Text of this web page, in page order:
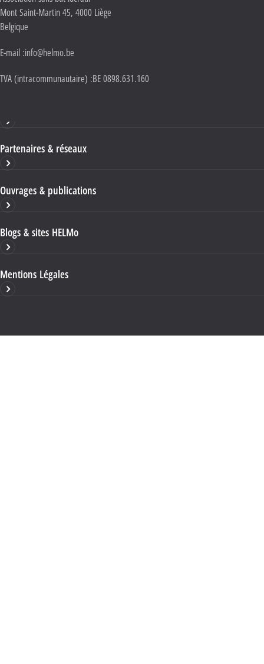
Mont Saint-Martin 45, 4000 Liège
Belgique
E-mail :info@helmo.be
TVA (intracommunautaire) :BE 0898.631.160
Partenaires & réseaux
Ouvrages & publications
Blogs & sites HELMo
Mentions Légales